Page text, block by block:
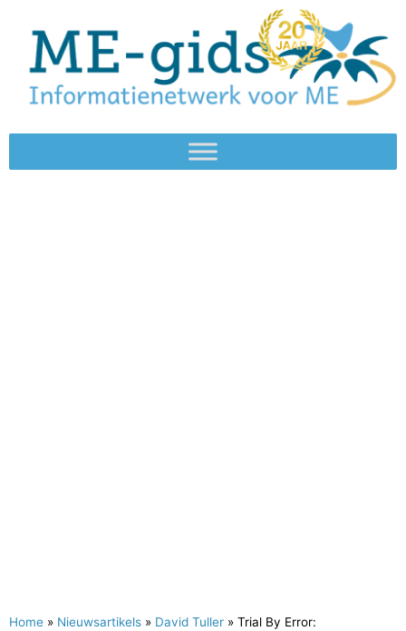
Home » Nieuwsartikels » David Tuller » Trial By Error: